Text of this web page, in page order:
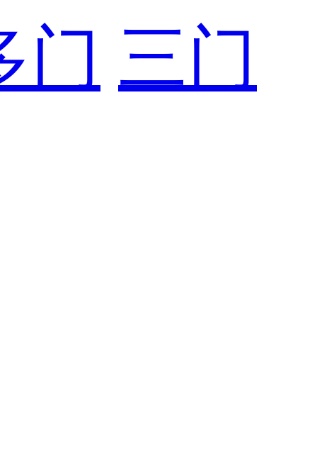
门 三门